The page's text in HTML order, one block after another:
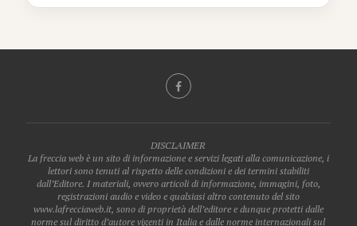
DISCLAIMER
La freccia web è un sito di informazione e servizi legati alla comunicazione, i
lettori sono tenuti al rispetto delle condizioni e dei termini stabiliti
dall’Editore. I materiali, ovvero articoli di informazione, immagini, foto,
registrazioni audio e video e qualsiasi altro contenuto del sito
www.lafrecciaweb.it, sono di proprietà dell’editore e dunque protetti dalle
norme sul diritto d’autore vigenti in Italia e dalle norme internazionali sul